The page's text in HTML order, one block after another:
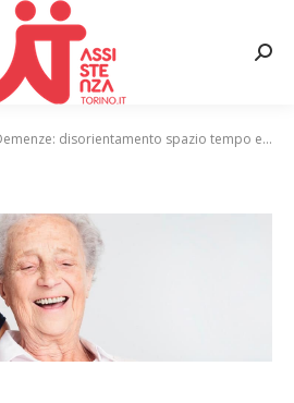
disorientamento spazio tempo e…